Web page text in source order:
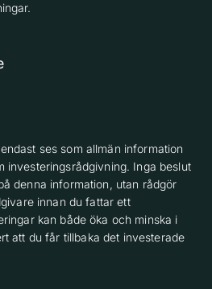
ses som allmän information
investeringsrådgivning. Inga beslut
denna information, utan rådgör
innan du fattar ett
kan både öka och minska i
att du får tillbaka det investerade